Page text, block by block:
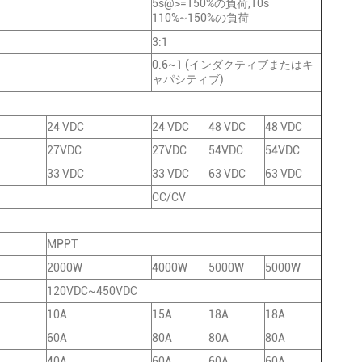
5s@>=150%の負荷,10s
110%~150%の負荷
3:1
0.6~1 (インダクティブまたはキ
ャパシティブ)
24 VDC 24 VDC 48 VDC
48 VDC
27VDC
27VDC 54VDC
54VDC
33 VDC
33 VDC 63 VDC
63 VDC
CC/CV
MPPT
2000W
4000W 5000W
5000W
120VDC~450VDC
10A
15A 18A
18A
60A
80A 80A
80A